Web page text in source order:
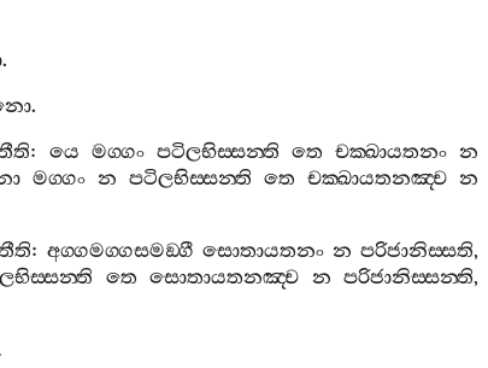
.
.
:යෙ මග‍්ගං පටිලභිස‍්සන‍්ති තෙ චක‍්ඛායතනං න
මග‍්ගං න පටිලභිස‍්සන‍්ති තෙ චක‍්ඛායතනඤ‍්ච න
: අග‍්ගමග‍්ගසමඞ‍්ගී සොතායතනං න පරිජානිස‍්සති,
තෙ සොතායතනඤ‍්ච න පරිජානිස‍්සන‍්ති,